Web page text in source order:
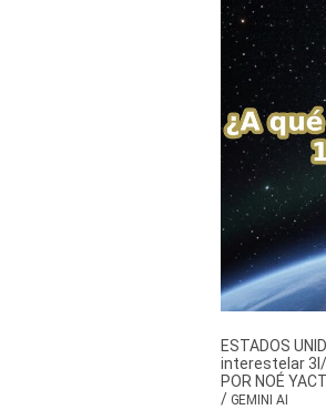
ESTADOS
interestelar 3I/
POR NOÉ
/ GEMINI AI